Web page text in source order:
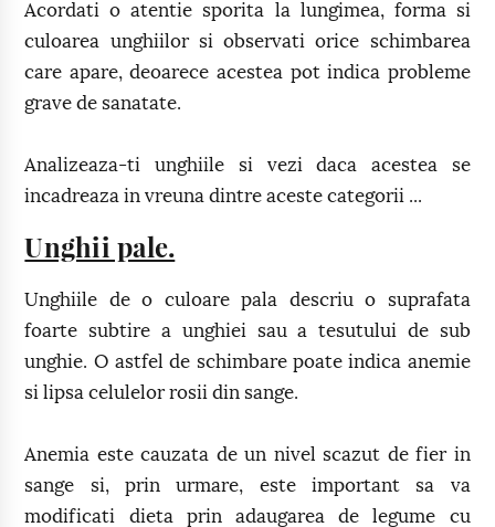
Acordati o atentie sporita la lungimea, forma si
culoarea unghiilor si observati orice schimbarea
care apare, deoarece acestea pot indica probleme
grave de sanatate.
Analizeaza-ti unghiile si vezi daca acestea se
incadreaza in vreuna dintre aceste categorii ...
Unghii pale.
Unghiile de o culoare pala descriu o suprafata
foarte subtire a unghiei sau a tesutului de sub
unghie. O astfel de schimbare poate indica anemie
si lipsa celulelor rosii din sange.
Anemia este cauzata de un nivel scazut de fier in
sange si, prin urmare, este important sa va
modificati dieta prin adaugarea de legume cu